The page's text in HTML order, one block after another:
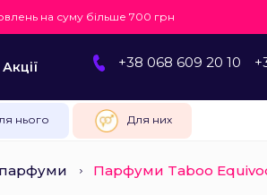
на суму більше 700 грн
Акції +38 068 609 20 10
нього Для них
парфуми Парфуми Taboo